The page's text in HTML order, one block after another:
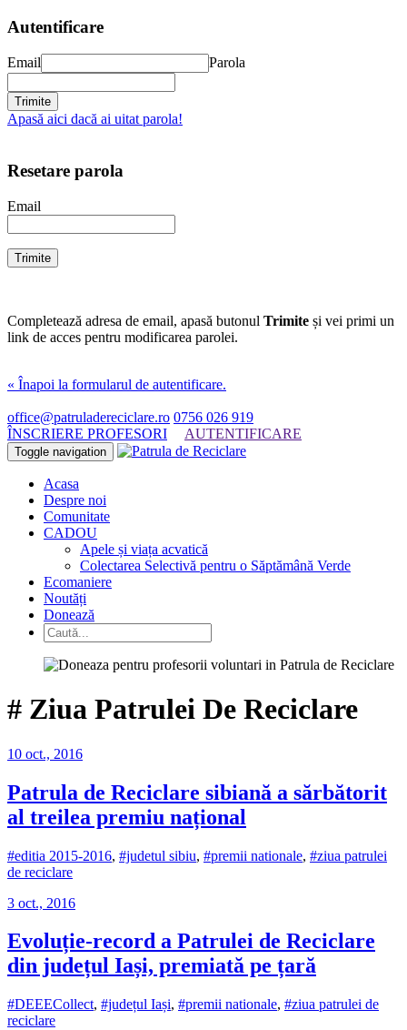
Autentificare
Email Parola
Apasă aici dacă ai uitat parola!
Resetare parola
Email
Completează adresa de email, apasă butonul Trimite și vei primi un
link de acces pentru modificarea parolei.
« Înapoi la formularul de autentificare.
office@patruladereciclare.ro 0756 026 919
ÎNSCRIERE PROFESORI
AUTENTIFICARE
Toggle navigation
Acasa
Despre noi
Comunitate
CADOU
Apele și viața acvatică
Colectarea Selectivă pentru o Săptămână Verde
Ecomaniere
Noutăți
Donează
# Ziua Patrulei De Reciclare
10 oct., 2016
Patrula de Reciclare sibiană a sărbătorit
al treilea premiu național
#editia 2015-2016, #judetul sibiu, #premii nationale, #ziua patrulei
de reciclare
3 oct., 2016
Evoluție-record a Patrulei de Reciclare
din județul Iași, premiată pe țară
#DEEECollect, #județul Iași, #premii nationale, #ziua patrulei de
reciclare